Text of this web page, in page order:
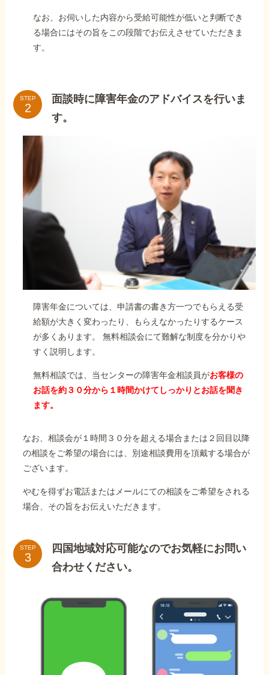
なお、お伺いした内容から受給可能性が低いと判断でき
る場合にはその旨をこの段階でお伝えさせていただきま
す。
STEP
面談時に障害年金のアドバイスを行いま
す。
障害年金については、申請書の書き方一つでもらえる受
給額が大きく変わったり、もらえなかったりするケース
が多くあります。 無料相談会にて難解な制度を分かりや
すく説明します。
無料相談では、当センターの障害年金相談員がお客様の
お話を約３０分から１時間かけてしっかりとお話を聞き
ます。
なお、相談会が１時間３０分を超える場合または２回目以降
の相談をご希望の場合には、別途相談費用を頂戴する場合が
ございます。
やむを得ずお電話またはメールにての相談をご希望をされる
場合、その旨をお伝えいただきます。
STEP
四国地域対応可能なのでお気軽にお問い
合わせください。